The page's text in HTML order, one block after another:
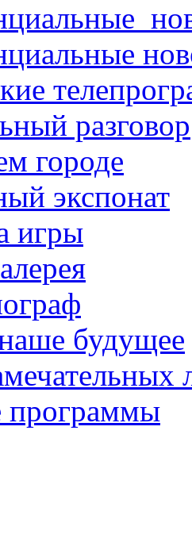
разговор
городе
экспонат
игры
будущее
программы